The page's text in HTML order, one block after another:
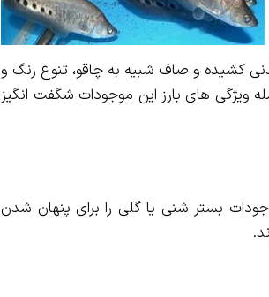
کشیده و صاف شبیه به چاقو، تنوع رنگ و
ویژگی های بارز این موجودات شگفت انگیز
بستر شنی یا گلی را برای پنهان شدن